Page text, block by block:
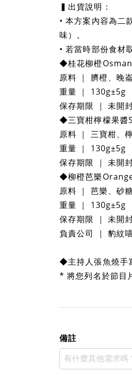
▍出貨說明：
• 本方案內容為二
味）。
• 若當時部份食材
◆桂花柳橙
原料 ｜ 臍橙、晚
重量 ｜ 130g±5g
保存期限 ｜ 未開
◆三寶柑檸檬果
原料 ｜ 三寶柑、
重量 ｜ 130g±5g
保存期限 ｜ 未開
◆柳橙芭樂
原料 ｜ 芭樂、砂
重量 ｜ 130g±5g
保存期限 ｜ 未開
負責公司 ｜ 豹紋
◆主持人張魚燒手
* 將您列名於節目
備註